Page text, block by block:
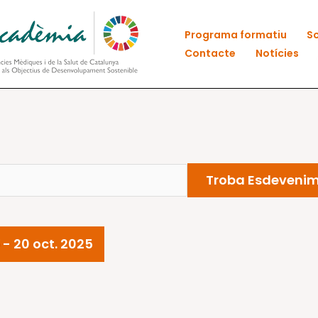
Programa formatiu
Contacte
Notícies
Troba
- 20 oct. 2025